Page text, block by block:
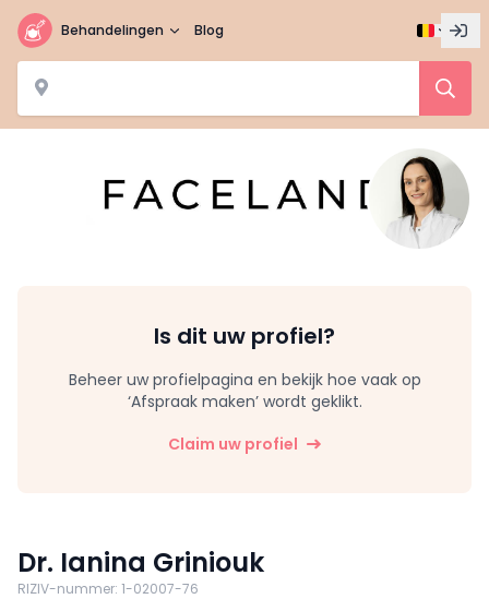
Behandelingen Blog
Is dit uw profiel?
Beheer uw profielpagina en bekijk hoe vaak op
‘Afspraak maken’ wordt geklikt.
Claim uw profiel
Dr. Ianina Griniouk
RIZIV-nummer: 1-02007-76